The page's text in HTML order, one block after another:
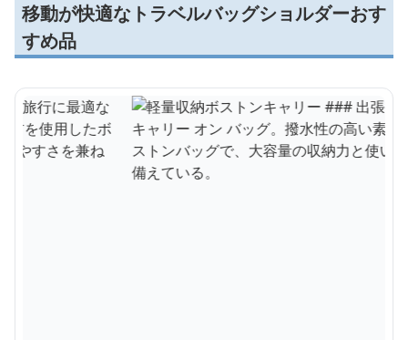
移動が快適なトラベルバッグショルダーおす
すめ品